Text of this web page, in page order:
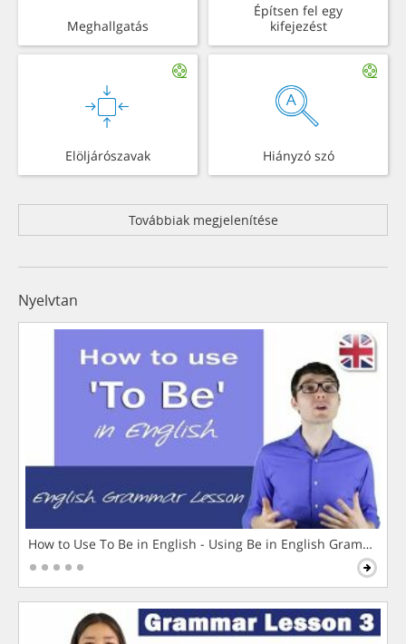
Meghallgatás
Építsen fel egy
kifejezést
Elöljárószavak Hiányzó szó
Továbbiak megjelenítése
Nyelvtan
How to Use To Be in English - Using Be in English Grammar